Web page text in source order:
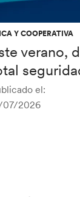
Y COOPERATIVA
verano,
el:
07/2026